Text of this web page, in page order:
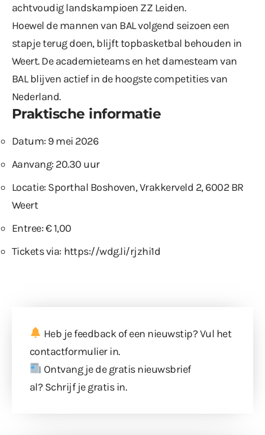
achtvoudig landskampioen ZZ Leiden.
Hoewel de mannen van BAL volgend seizoen een
stapje terug doen, blijft topbasketbal behouden in
Weert. De academieteams en het damesteam van
BAL blijven actief in de hoogste competities van
Nederland.
Praktische informatie
Datum: 9 mei 2026
Aanvang: 20.30 uur
Locatie: Sporthal Boshoven, Vrakkerveld 2, 6002 BR
Weert
Entree: € 1,00
Tickets via: https://wdg.li/rjzhi1d
Heb je feedback of een nieuwstip? Vul het
contactformulierin.
Ontvang je de gratis nieuwsbrief
al? Schrijf je gratis in.